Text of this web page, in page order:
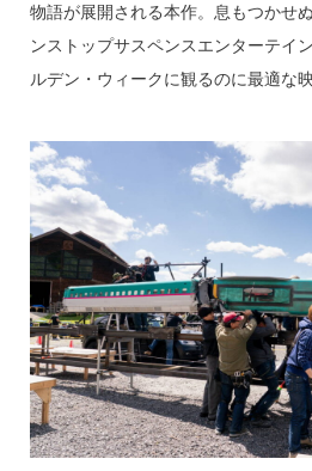
物語が展開される本作。息もつかせ
ンストップサスペンスエンターテイ
ルデン・ウィークに観るのに最適な